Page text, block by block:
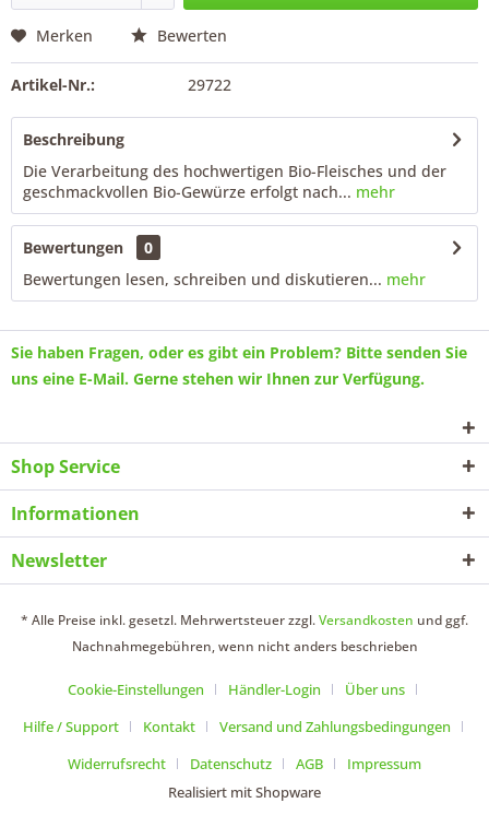
Merken Bewerten
Artikel-Nr.: 29722
Beschreibung
Die Verarbeitung des hochwertigen Bio-Fleisches und der
geschmackvollen Bio-Gewürze erfolgt nach... mehr
Bewertungen
0
Bewertungen lesen, schreiben und diskutieren... mehr
Sie haben Fragen, oder es gibt ein Problem? Bitte senden Sie
uns eine E-Mail. Gerne stehen wir Ihnen zur Verfügung.
Shop Service
Informationen
Newsletter
* Alle Preise inkl. gesetzl. Mehrwertsteuer zzgl.Versandkosten und ggf.
Nachnahmegebühren, wenn nicht anders beschrieben
Cookie-Einstellungen Händler-Login
Über uns
Hilfe / Support
Kontakt
Versand und Zahlungsbedingungen
Widerrufsrecht
Datenschutz AGB
Impressum
Realisiert mit Shopware